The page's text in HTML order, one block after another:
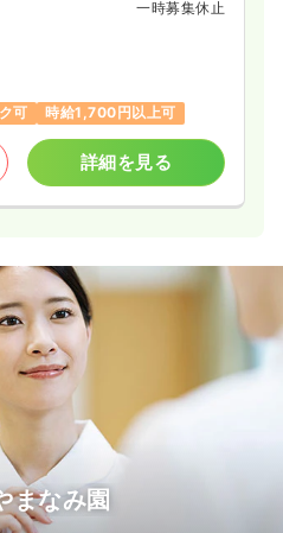
一時募集休止
可 時給1,700円以上可
詳細を見る
まなみ園